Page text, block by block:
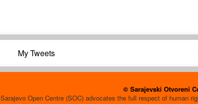
My Tweets
© Sarajevski Otvoreni
Sarajevo Open Centre (SOC) advocates the full respect of human